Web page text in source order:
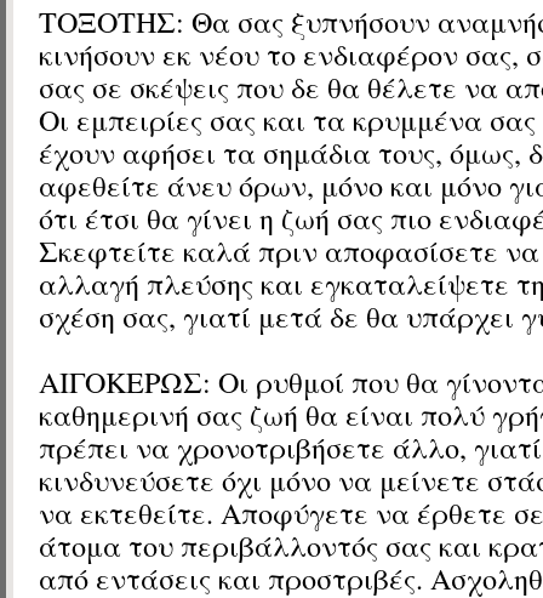
ΤΟΞΟΤΗΣ: Θα σας ξυπνήσουν
κινήσουν εκ νέου το ενδιαφέρον σας,
σας σε σκέψεις που δε θα θέλετε να
Οι εμπειρίες σας και τα κρυμμένα
έχουν αφήσει τα σημάδια τους, όμως,
αφεθείτε άνευ όρων, μόνο και μόνο
ότι έτσι θα γίνει η ζωή σας πιο
Σκεφτείτε καλά πριν αποφασίσετε
αλλαγή πλεύσης και εγκαταλείψετε
σχέση σας, γιατί μετά δε θα υπάρχει
ΑΙΓΟΚΕΡΩΣ: Οι ρυθμοί που θα
καθημερινή σας ζωή θα είναι πολύ
πρέπει να χρονοτριβήσετε άλλο,
κινδυνεύσετε όχι μόνο να μείνετε
να εκτεθείτε. Αποφύγετε να έρθετε
άτομα του περιβάλλοντός σας και
από εντάσεις και προστριβές.